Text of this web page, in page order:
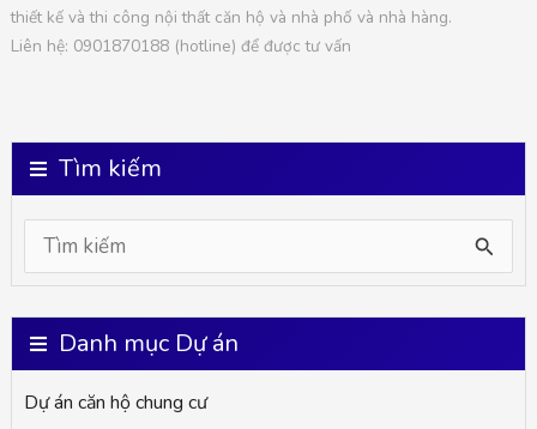
thiết kế và thi công nội thất căn hộ và nhà phố và nhà hàng.
Liên hệ: 0901870188 (hotline) để được tư vấn
Tìm kiếm
e
a
r
c
Danh mục Dự án
Dự án căn hộ chung cư